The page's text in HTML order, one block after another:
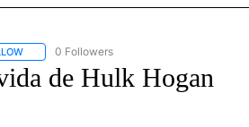
FOLLOW "CNN - SPANISH" TO RECEIVE
0 Followers
de Hulk Hogan